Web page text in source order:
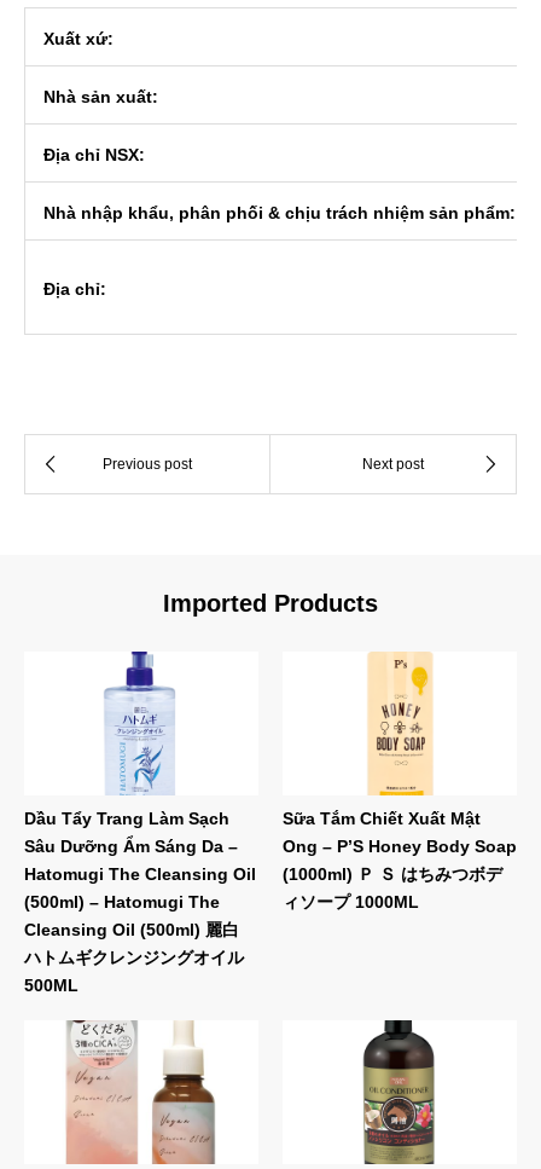
Xuất xứ:
Nhà sản xuất:
Địa chỉ NSX:
Nhà nhập khẩu, phân phối & chịu trách nhiệm sản phẩm:
Địa chỉ:
Imported Products
Dầu Tẩy Trang Làm Sạch
Sâu Dưỡng Ẩm Sáng Da –
Hatomugi The Cleansing Oil
(500ml) – Hatomugi The
Cleansing Oil (500ml) 麗白
ハトムギクレンジングオイル
500ML
Sữa Tắm Chiết Xuất Mật
Ong – P’S Honey Body Soap
(1000ml) Ｐ Ｓ はちみつボデ
ィソープ 1000ML